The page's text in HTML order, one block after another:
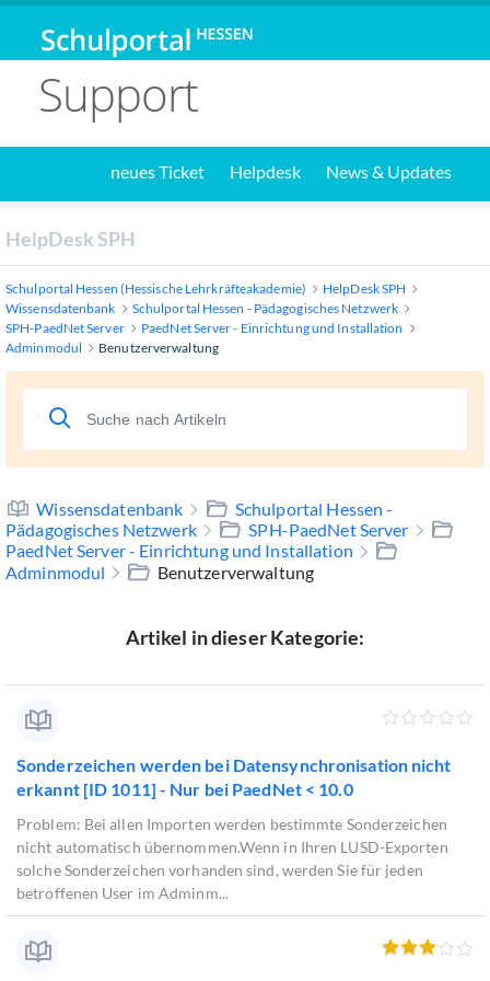
Support
neues Ticket Helpdesk News & Updates
HelpDesk SPH
Schulportal Hessen (Hessische Lehrkräfteakademie)
HelpDesk SPH
Wissensdatenbank
Schulportal Hessen - Pädagogisches Netzwerk
SPH-PaedNet Server
PaedNet Server - Einrichtung und Installation
Adminmodul
Benutzerverwaltung
Wissensdatenbank
Schulportal Hessen -
Pädagogisches Netzwerk
SPH-PaedNet Server
PaedNet Server - Einrichtung und Installation
Adminmodul
Benutzerverwaltung
Artikel in dieser Kategorie:
Sonderzeichen werden bei Datensynchronisation nicht
erkannt [ID 1011] - Nur bei PaedNet < 10.0
Problem: Bei allen Importen werden bestimmte Sonderzeichen
nicht automatisch übernommen.Wenn in Ihren LUSD-Exporten
solche Sonderzeichen vorhanden sind, werden Sie für jeden
betroffenen User im Adminm...